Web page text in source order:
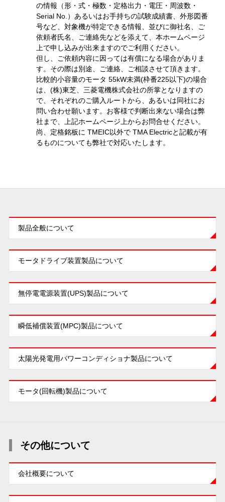
の情報（形・式・極数・定格出力・電圧・周波数・
Serial No.）あるいはお手持ちの試験成績書、外形図番
号など、対象機が特定できる情報、並びに御社名、ご
依頼者氏名、ご連絡先などを添えて、本ホームページ
上で申し込みが出来ますのでご利用ください。
但し、ご依頼内容に因っては有償になる場合がありま
す。その際は別途、ご連絡、ご相談させて頂きます。
比較的小容量のモータ 55kW未満(枠番225以下)の場合
は、(株)東芝、三菱電機株式会社の所掌となりますの
で、それぞれのご購入ルートから、あるいは同社にお
問い合わせ願います。お客様で判断出来ない場合は弊
社まで、上記ホームページ上からお問合せください。
尚、定格銘板に TMEIC以外で TMA Electricと記載が有
るものについても弊社で対応いたします。
製品全般について
モータドライブ装置製品について
無停電電源装置(UPS)製品について
瞬低補償装置(MPC)製品について
太陽光発電用パワーコンディショナ製品について
モータ(回転機)製品について
その他について
会社概要について